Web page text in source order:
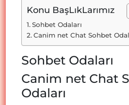
Konu BaşLıkLarımız
Sohbet Odaları
Canim net Chat Sohbet
Sohbet Odaları
Canim net Chat
Odaları